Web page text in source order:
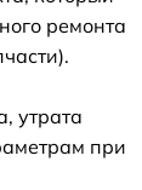
ремонта
утрата
при